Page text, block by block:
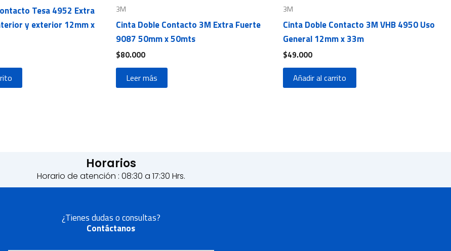
Tesa 4952 Extra
y exterior 12mm x
3M
Cinta Doble Contacto 3M Extra Fuerte
9087 50mm x 50mts
$80.000
Leer más
3M
Cinta Doble Contacto 3M VHB 4950 Uso
General 12mm x 33m
$49.000
Añadir al carrito
Horarios
Horario de atención : 08:30 a 17:30 Hrs.
¿Tienes dudas o consultas?
Contáctanos